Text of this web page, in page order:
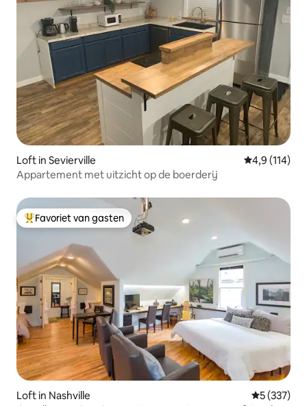
Loft in Sevierville Gemiddelde
4,9 (114)
Appartement met uitzicht op de boerderij
Topfavoriet van gasten
Favoriet van gasten
Loft in Nashville
5 (337)